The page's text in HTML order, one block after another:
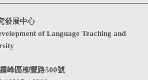
發展中心
of Language Teaching and
峰區柳豐路500號